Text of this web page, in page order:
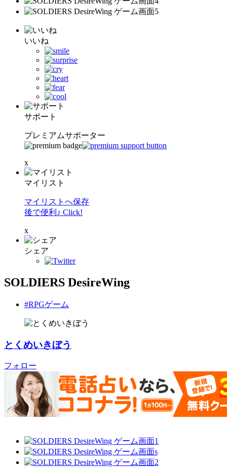
いいね
サポート
プレミアムサポーター
x
マイリスト
マイリストへ保存
後で便利♪ Click!
x
シェア
SOLDIERS DesireWing
#RPGゲーム
とくめいきぼう
フォロー